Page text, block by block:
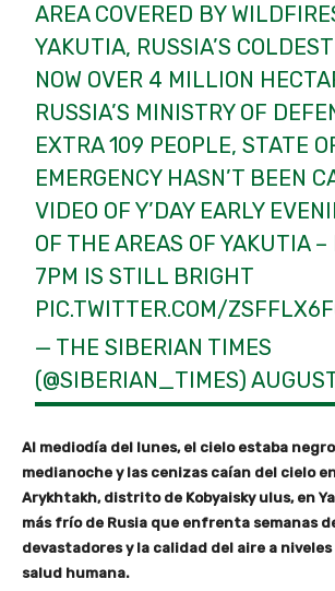
AREA COVERED BY
YAKUTIA, RUSSIA’S
NOW OVER 4 MILLION
RUSSIA’S MINISTRY OF
EXTRA 109 PEOPLE, STATE
EMERGENCY HASN’T BEEN
VIDEO OF Y’DAY EARLY
OF THE AREAS OF YAKUTIA –
7PM IS STILL BRIGHT
PIC.TWITTER.COM/
— THE SIBERIAN TIMES
(@SIBERIAN_TIMES)
Al mediodía del lunes, el cielo estaba
medianoche y las cenizas caían del cielo
Arykhtakh, distrito de Kobyaisky ulus, en
más frío de Rusia que enfrenta semanas
devastadores y la calidad del aire a
salud humana.